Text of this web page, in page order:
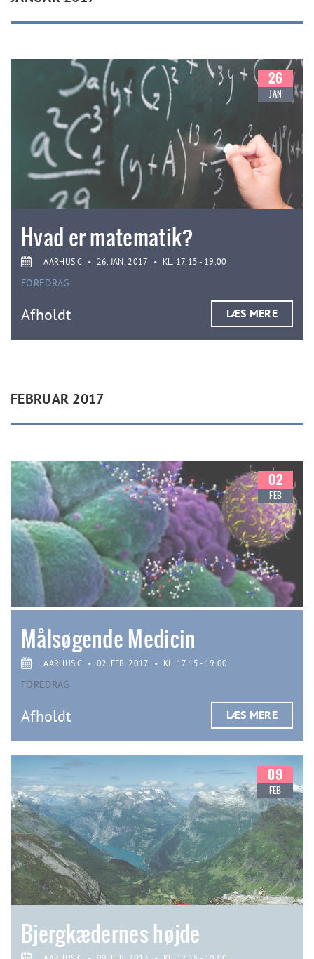
26
JAN
Hvad er matematik?
AARHUS C • 26. JAN. 2017 • KL. 17.15 - 19.00
FOREDRAG
Afholdt LÆS MERE
FEBRUAR 2017
02
FEB
Målsøgende Medicin
AARHUS C • 02. FEB. 2017 • KL. 17.15 - 19.00
FOREDRAG
Afholdt LÆS MERE
09
FEB
Bjergkædernes højde